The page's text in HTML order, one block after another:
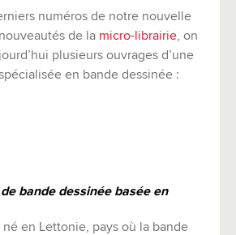
numéros de notre nouvelle
de la micro-librairie, on
plusieurs ouvrages d’une
en bande dessinée :
bande dessinée basée en
en Lettonie, pays où la bande